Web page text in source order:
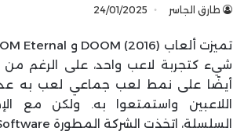
طارق الجاسر 24/01/2025
شيء كتجربة لاعب واحد، على الرغم من
أيضًا على نمط لعب جماعي لعب به
اللاعبين واستمتعوا به. ولكن مع